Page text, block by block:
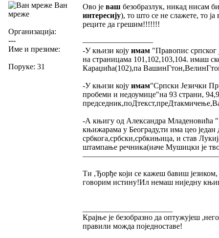
Ван
мреже
Организација:
---
Име и презиме:
Поруке: 31
Ово је ваш безобразлук, никад нисам
интересију), то што се не слажете, то
реците да грешим!!!!!!!
—————————
-У књизи коју имам "Правопис српског
на страницама 101,102,103,104. имаш
Караџића(102),па
-У књизи коју имам"Српски Језички
пробеми и недоумице"на 93 страни,
-А књигу од Александра Младеновића
књижарама у Београду,ти има цео
србкога,србски,србкињица, и став
штампање речника(иаче Мушицки је
Ти ,Ђорђе који се кажеш бавиш
говорим истину!Ил немаш ниједну
Крајње је безобразно да оптужујеш
правили можда поједноставе!